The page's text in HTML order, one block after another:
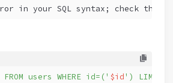
in your SQL syntax; check
FROM users WHERE id=(' $id') LIMIT